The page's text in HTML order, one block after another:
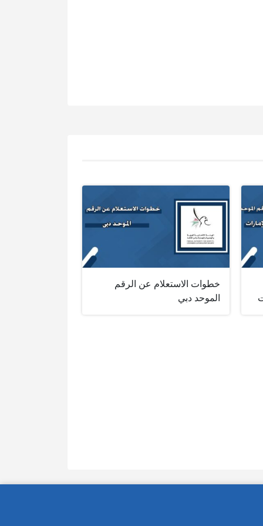
خطوات الاستعلام عن الرقم
الموحد دبي